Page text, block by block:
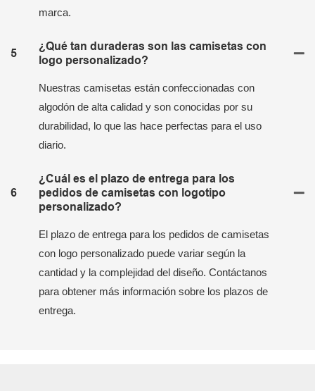
marca.
5
¿Qué tan duraderas son las camisetas con
logo personalizado?
Nuestras camisetas están confeccionadas con
algodón de alta calidad y son conocidas por su
durabilidad, lo que las hace perfectas para el uso
diario.
6
¿Cuál es el plazo de entrega para los
pedidos de camisetas con logotipo
personalizado?
El plazo de entrega para los pedidos de camisetas
con logo personalizado puede variar según la
cantidad y la complejidad del diseño. Contáctanos
para obtener más información sobre los plazos de
entrega.